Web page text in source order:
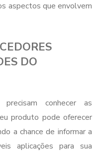
aspectos que envolvem
DO
precisam conhecer as
produto pode oferecer
a chance de informar a
aplicações para sua